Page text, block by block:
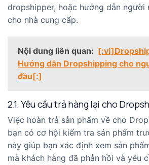
dropshipper, hoặc hướng dẫn
cho nhà cung cấp.
Nội dung liên quan:
Hướng dẫn Dropshipping cho
đầu[:]
2.1. Yêu cầu trả hàng lại cho
Việc hoàn trả sản phẩm về cho
bạn có cơ hội kiểm tra sản phẩm
này giúp bạn xác định xem sản
mà khách hàng đã phản hồi và yêu